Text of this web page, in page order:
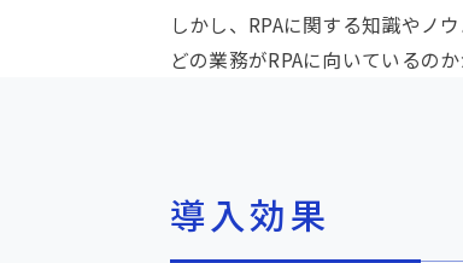
しかし、RPAに関する知識やノ
どの業務がRPAに向いているの
導入効果